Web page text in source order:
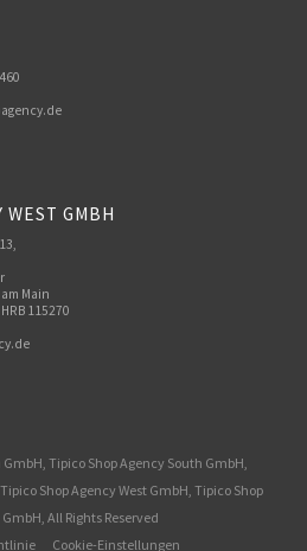
WEST GMBH
Main
115270
Tipico Shop Agency South GmbH,
Shop Agency West GmbH, Tipico Shop
All Rights Reserved
Cookie-Einstellungen